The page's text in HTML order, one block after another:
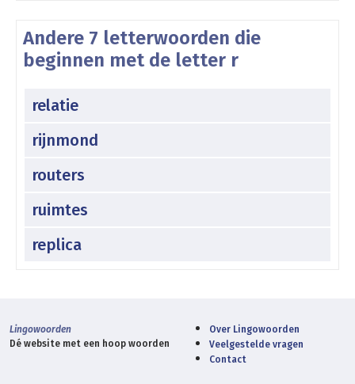
Andere 7 letterwoorden die
beginnen met de letter r
relatie
rijnmond
routers
ruimtes
replica
Lingowoorden
Dé website met een hoop woorden
Over Lingowoorden
Veelgestelde vragen
Contact